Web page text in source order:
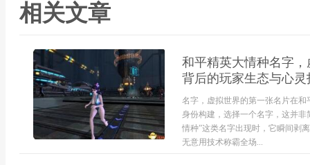
相关文章
和平精英大情种名字
背后的玩家生态与心灵
名字，虚拟世界的第一张名片在
身份构建，选择一个名字，这并
情种”这类名字出现时，它瞬间剥
无意用技术称霸全场...